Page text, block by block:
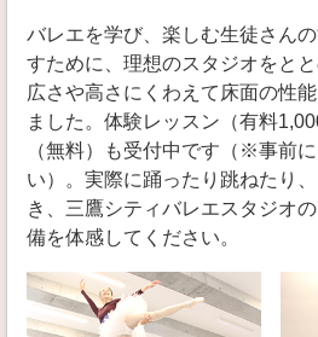
バレエを学び、楽しむ生徒さん
すために、理想のスタジオをとと
広さや高さにくわえて床面の性
ました。体験レッスン（有料
（無料）も受付中です（※事前
い）。実際に踊ったり跳ねたり
き、三鷹シティバレエスタジオ
備を体感してください。